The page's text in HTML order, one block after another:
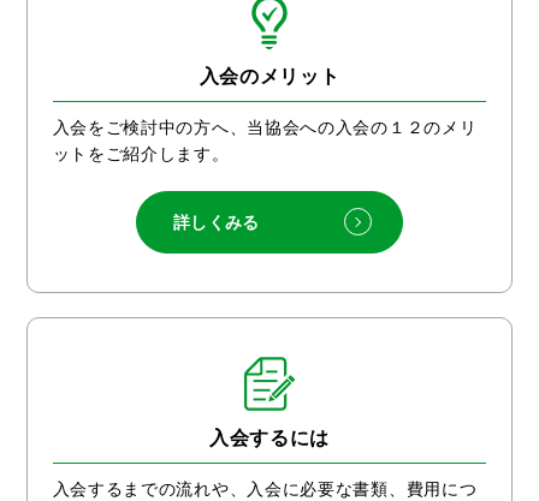
入会のメリット
入会をご検討中の方へ、当協会への入会の１２のメリ
ットをご紹介します。
詳しくみる
入会するには
入会するまでの流れや、入会に必要な書類、費用につ